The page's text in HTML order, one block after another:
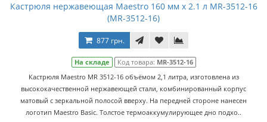
Кастрюля нержавеющая Maestro 160 мм x 2.1 л MR-3512-16
(MR-3512-16)
877 грн.
На складе Код товара: MR-3512-16
Кастрюля Maestro MR 3512-16 объёмом 2,1 литра, изготовлена из
высококачественной нержавеющей стали, комбинированный корпус
матовый с зеркальной полосой вверху. На передней стороне нанесен
логотип Maestro Basic. Толстое термоаккумулирующее дно подхо..